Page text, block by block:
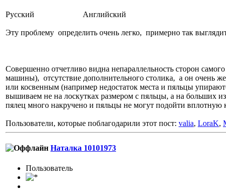
Русский Английский
Эту проблему определить очень легко, примерно так
Совершенно отчетливо видна непараллельность сторон
машины), отсутствие дополнительного столика, а он очень
или косвенным (например недостаток места и пяльцы
вышиваем не на лоскутках размером с пяльцы, а на больших
пялец много накручено и пяльцы не могут подойти вплотную
Пользователи, которые поблагодарили этот пост: valia, LoraK,
Наталка 10101973
Пользовaтeль